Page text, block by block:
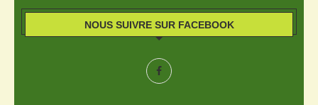
NOUS SUIVRE SUR FACEBOOK